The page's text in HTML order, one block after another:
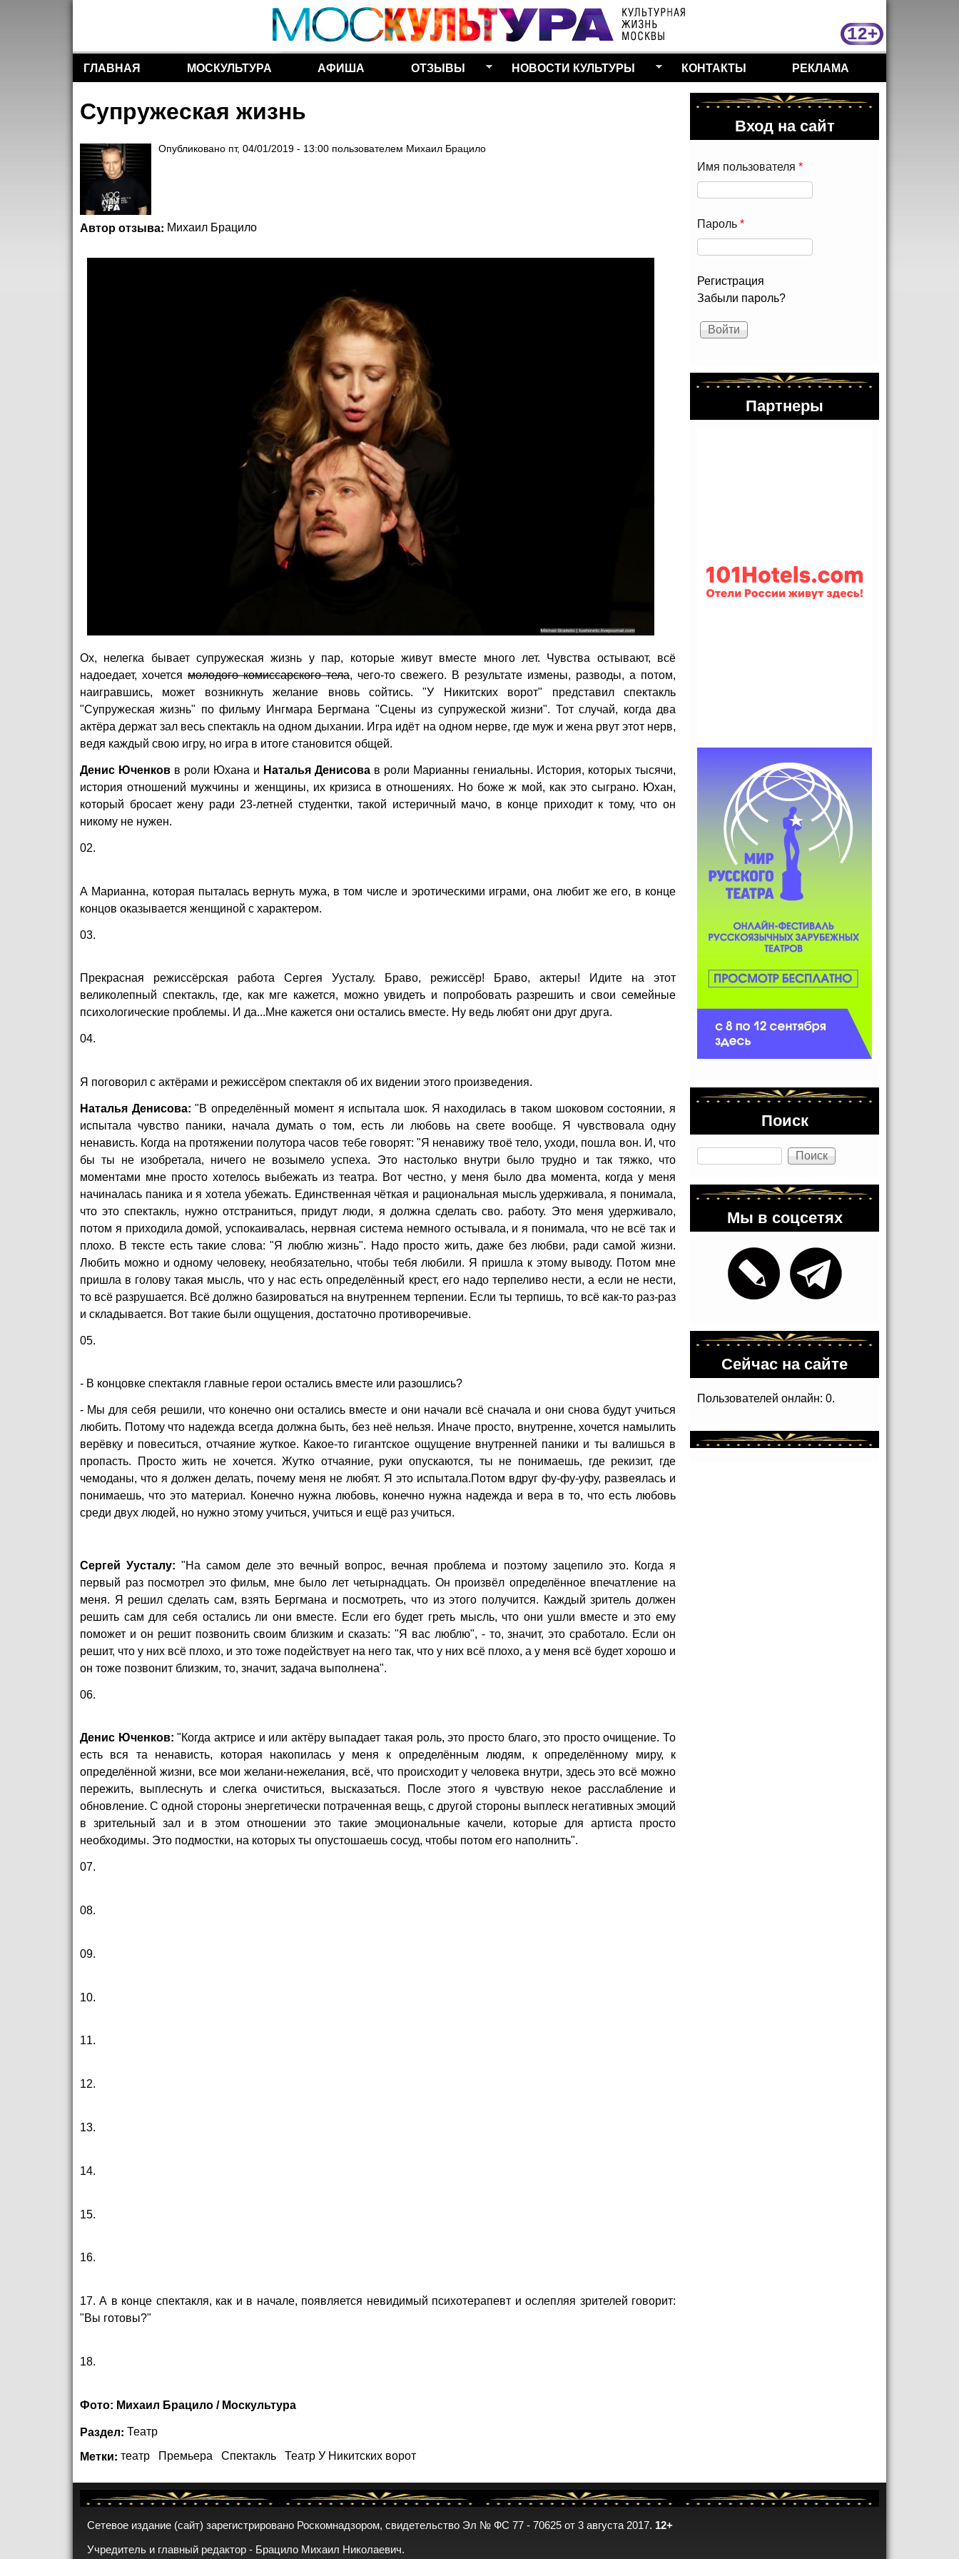
Перейти к основному
содержанию
Разделы сайта
ГЛАВНАЯ МОСКУЛЬТУРА АФИША ОТЗЫВЫ НОВОСТИ КУЛЬТУРЫ КОНТАКТЫ РЕКЛАМА
Супружеская жизнь
Опубликовано пт, 04/01/2019 - 13:00 пользователем Михаил Брацило
Автор отзыва: Михаил Брацило
Ох, нелегка бывает супружеская жизнь у пар, которые живут вместе много лет. Чувства остывают, всё
надоедает, хочется молодого комиссарского тела, чего-то свежего. В результате измены, разводы, а потом,
наигравшись, может возникнуть желание вновь сойтись."У Никитских ворот" представил спектакль
"Супружеская жизнь" по фильму Ингмара Бергмана "Сцены из супружеской жизни". Тот случай, когда два
актёра держат зал весь спектакль на одном дыхании. Игра идёт на одном нерве, где муж и жена рвут этот нерв,
ведя каждый свою игру, но игра в итоге становится общей.
Денис Юченков в роли Юхана и Наталья Денисова в роли Марианны гениальны. История, которых тысячи,
история отношений мужчины и женщины, их кризиса в отношениях. Но боже ж мой, как это сыграно. Юхан,
который бросает жену ради 23-летней студентки, такой истеричный мачо, в конце приходит к тому, что он
никому не нужен.
02.
А Марианна, которая пыталась вернуть мужа, в том числе и эротическими играми, она любит же его, в конце
концов оказывается женщиной с характером.
03.
Прекрасная режиссёрская работа Сергея Уусталу. Браво, режиссёр! Браво, актеры! Идите на этот
великолепный спектакль, где, как мге кажется, можно увидеть и попробовать разрешить и свои семейные
психологические проблемы. И да...Мне кажется они остались вместе. Ну ведь любят они друг друга.
04.
Я поговорил с актёрами и режиссёром спектакля об их видении этого произведения.
Наталья Денисова: "В определённый момент я испытала шок. Я находилась в таком шоковом состоянии, я
испытала чувство паники, начала думать о том, есть ли любовь на свете вообще. Я чувствовала одну
ненависть. Когда на протяжении полутора часов тебе говорят: "Я ненавижу твоё тело, уходи, пошла вон. И, что
бы ты не изобретала, ничего не возымело успеха. Это настолько внутри было трудно и так тяжко, что
моментами мне просто хотелось выбежать из театра. Вот честно, у меня было два момента, когда у меня
начиналась паника и я хотела убежать. Единственная чёткая и рациональная мысль удерживала, я понимала,
что это спектакль, нужно отстраниться, придут люди, я должна сделать сво. работу. Это меня удерживало,
потом я приходила домой, успокаивалась, нервная система немного остывала, и я понимала, что не всё так и
плохо. В тексте есть такие слова: "Я люблю жизнь". Надо просто жить, даже без любви, ради самой жизни.
Любить можно и одному человеку, необязательно, чтобы тебя любили. Я пришла к этому выводу. Потом мне
пришла в голову такая мысль, что у нас есть определённый крест, его надо терпеливо нести, а если не нести,
то всё разрушается. Всё должно базироваться на внутреннем терпении. Если ты терпишь, то всё как-то раз-раз
и складывается. Вот такие были ощущения, достаточно противоречивые.
05.
- В концовке спектакля главные герои остались вместе или разошлись?
- Мы для себя решили, что конечно они остались вместе и они начали всё сначала и они снова будут учиться
любить. Потому что надежда всегда должна быть, без неё нельзя. Иначе просто, внутренне, хочется намылить
верёвку и повеситься, отчаяние жуткое. Какое-то гигантское ощущение внутренней паники и ты валишься в
пропасть. Просто жить не хочется. Жутко отчаяние, руки опускаются, ты не понимаешь, где рекизит, где
чемоданы, что я должен делать, почему меня не любят. Я это испытала.Потом вдруг фу-фу-уфу, развеялась и
понимаешь, что это материал. Конечно нужна любовь, конечно нужна надежда и вера в то, что есть любовь
среди двух людей, но нужно этому учиться, учиться и ещё раз учиться.
Сергей Уусталу: "На самом деле это вечный вопрос, вечная проблема и поэтому зацепило это. Когда я
первый раз посмотрел это фильм, мне было лет четырнадцать. Он произвёл определённое впечатление на
меня. Я решил сделать сам, взять Бергмана и посмотреть, что из этого получится. Каждый зритель должен
решить сам для себя остались ли они вместе. Если его будет греть мысль, что они ушли вместе и это ему
поможет и он решит позвонить своим близким и сказать: "Я вас люблю", - то, значит, это сработало. Если он
решит, что у них всё плохо, и это тоже подействует на него так, что у них всё плохо, а у меня всё будет хорошо и
он тоже позвонит близким, то, значит, задача выполнена".
06.
Денис Юченков: "Когда актрисе и или актёру выпадает такая роль, это просто благо, это просто очищение. То
есть вся та ненависть, которая накопилась у меня к определённым людям, к определённому миру, к
определённой жизни, все мои желани-нежелания, всё, что происходит у человека внутри, здесь это всё можно
пережить, выплеснуть и слегка очиститься, высказаться. После этого я чувствую некое расслабление и
обновление. С одной стороны энергетически потраченная вещь, с другой стороны выплеск негативных эмоций
в зрительный зал и в этом отношении это такие эмоциональные качели, которые для артиста просто
необходимы. Это подмостки, на которых ты опустошаешь сосуд, чтобы потом его наполнить".
07.
08.
09.
10.
11.
12.
13.
14.
15.
16.
17. А в конце спектакля, как и в начале, появляется невидимый психотерапевт и ослепляя зрителей говорит:
"Вы готовы?"
18.
Фото: Михаил Брацило / Москультура
Раздел: Театр
Метки: театр Премьера Спектакль Театр У Никитских ворот
Вход на сайт
Имя пользователя *
Пароль *
Регистрация
Забыли пароль?
Партнеры
Поиск
Поиск
Мы в соцсетях
Сейчас на сайте
Пользователей онлайн: 0.
Сетевое издание (сайт) зарегистрировано Роскомнадзором, свидетельство Эл № ФС 77 - 70625 от 3 августа 2017. 12+
Учредитель и главный редактор - Брацило Михаил Николаевич.